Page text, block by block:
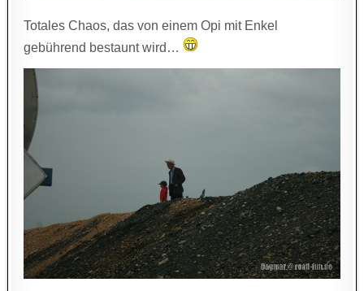
Totales Chaos, das von einem Opi mit Enkel
gebührend bestaunt wird…